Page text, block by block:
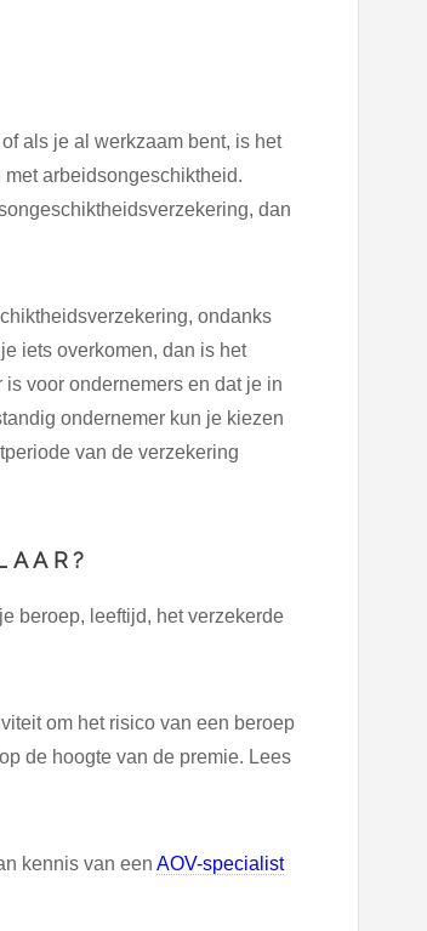
als je al werkzaam bent, is het
arbeidsongeschiktheid.
dan
ondanks
iets overkomen, dan is het
voor ondernemers en dat je in
ondernemer kun je kiezen
van de verzekering
beroep, leeftijd, het verzekerde
om het risico van een beroep
de hoogte van de premie. Lees
kennis van een AOV-specialist